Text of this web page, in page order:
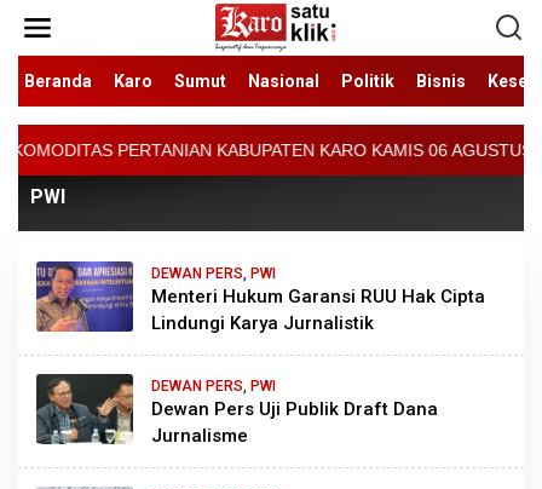
konten
Beranda
Karo Sumut Nasional Politik Bisnis
KABUPATEN KARO KAMIS 06 AGUSTUS 2026 - ARCIS
PWI
DEWAN PERS, PWI
Menteri Hukum Garansi RUU Hak Cipta
Lindungi Karya Jurnalistik
DEWAN PERS, PWI
Dewan Pers Uji Publik Draft Dana
Jurnalisme